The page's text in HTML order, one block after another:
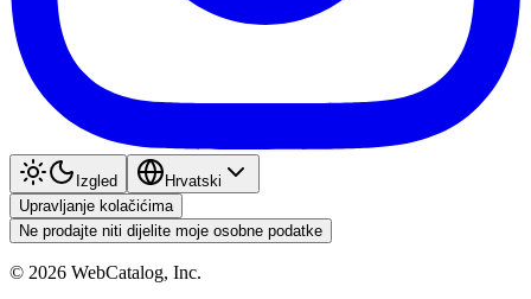
Izgled
Hrvatski
Upravljanje kolačićima
Ne prodajte niti dijelite moje osobne podatke
© 2026 WebCatalog, Inc.